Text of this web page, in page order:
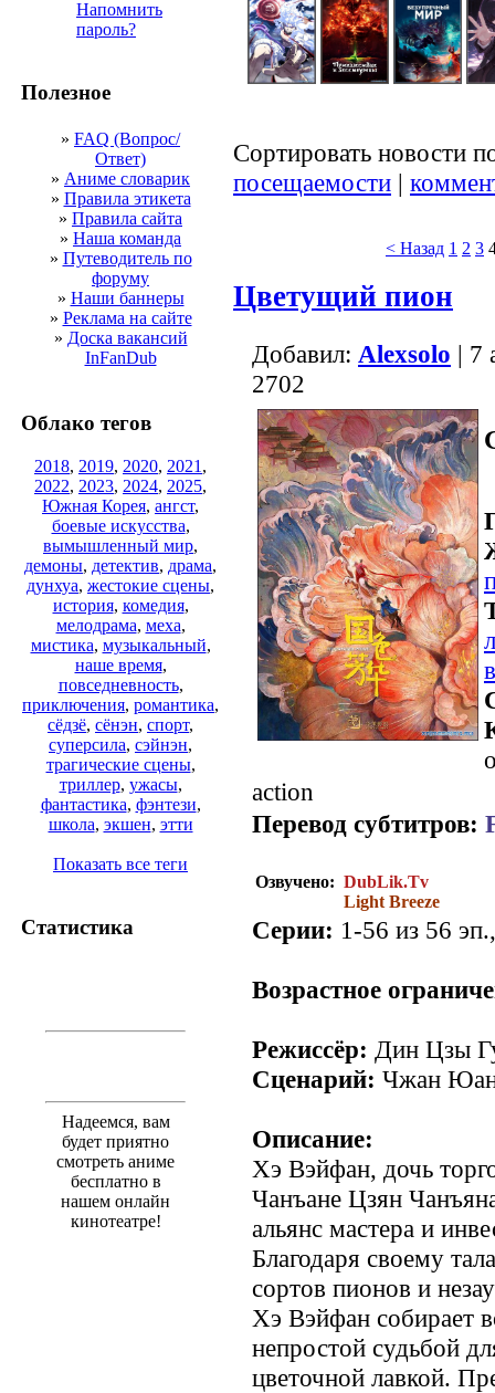
Напомнить
пароль?
Полезное
» FAQ (Вопрос/
Ответ)
» Аниме словарик
» Правила этикета
» Правила сайта
» Наша команда
» Путеводитель по
форуму
» Наши баннеры
» Реклама на сайте
» Доска вакансий
InFanDub
Облако тегов
2018, 2019, 2020, 2021 ,
2022, 2023, 2024, 2025,
Южная Корея, ангст,
боевые искусства,
вымышленный мир,
демоны, детектив, драма,
дунхуа, жестокие сцены,
история, комедия,
мелодрама, меха,
мистика, музыкальный,
наше время,
повседневность,
приключения, романтика,
сёдзё, сёнэн, спорт,
суперсила, сэйнэн,
трагические сцены,
триллер, ужасы,
фантастика, фэнтези,
школа, экшен, этти
Показать все теги
Статистика
Надеемся, вам
будет приятно
смотреть аниме
бесплатно в
нашем онлайн
кинотеатре!
Сортировать новости
посещаемости |
< Назад 1 2 3
Цветущий пион
Добавил: Alexsolo | 7
2702
action
Перевод субтитров:
Озвучено: DubLik.Tv
Light Breeze
Серии: 1-56 из 56
Возрастное
Режиссёр: Дин Цзы
Сценарий: Чжан
Описание:
Хэ Вэйфан, дочь
Чанъане Цзян
альянс мастера и
Благодаря своему
сортов пионов и
Хэ Вэйфан собирает
непростой судьбой
цветочной лавкой.